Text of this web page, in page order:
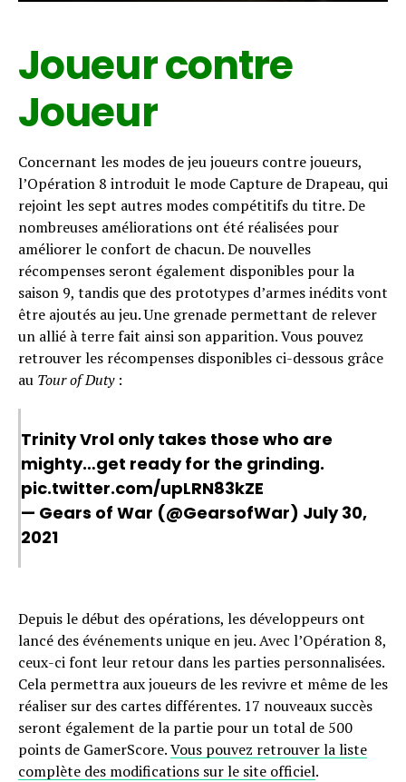
Joueur contre
Joueur
Concernant les modes de jeu joueurs contre joueurs,
l’Opération 8 introduit le mode Capture de Drapeau, qui
rejoint les sept autres modes compétitifs du titre. De
nombreuses améliorations ont été réalisées pour
améliorer le confort de chacun. De nouvelles
récompenses seront également disponibles pour la
saison 9, tandis que des prototypes d’armes inédits vont
être ajoutés au jeu. Une grenade permettant de relever
un allié à terre fait ainsi son apparition. Vous pouvez
retrouver les récompenses disponibles ci-dessous grâce
au Tour of Duty :
Trinity Vrol only takes those who are
mighty…get ready for the grinding.
pic.twitter.com/upLRN83kZE
— Gears of War (@GearsofWar) July 30,
2021
Depuis le début des opérations, les développeurs ont
lancé des événements unique en jeu. Avec l’Opération 8,
ceux-ci font leur retour dans les parties personnalisées.
Cela permettra aux joueurs de les revivre et même de les
réaliser sur des cartes différentes. 17 nouveaux succès
seront également de la partie pour un total de 500
points de GamerScore.Vous pouvez retrouver la liste
complète des modifications sur le site officiel.